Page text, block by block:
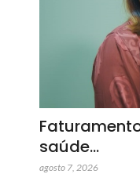
saúde…
agosto 7, 2026